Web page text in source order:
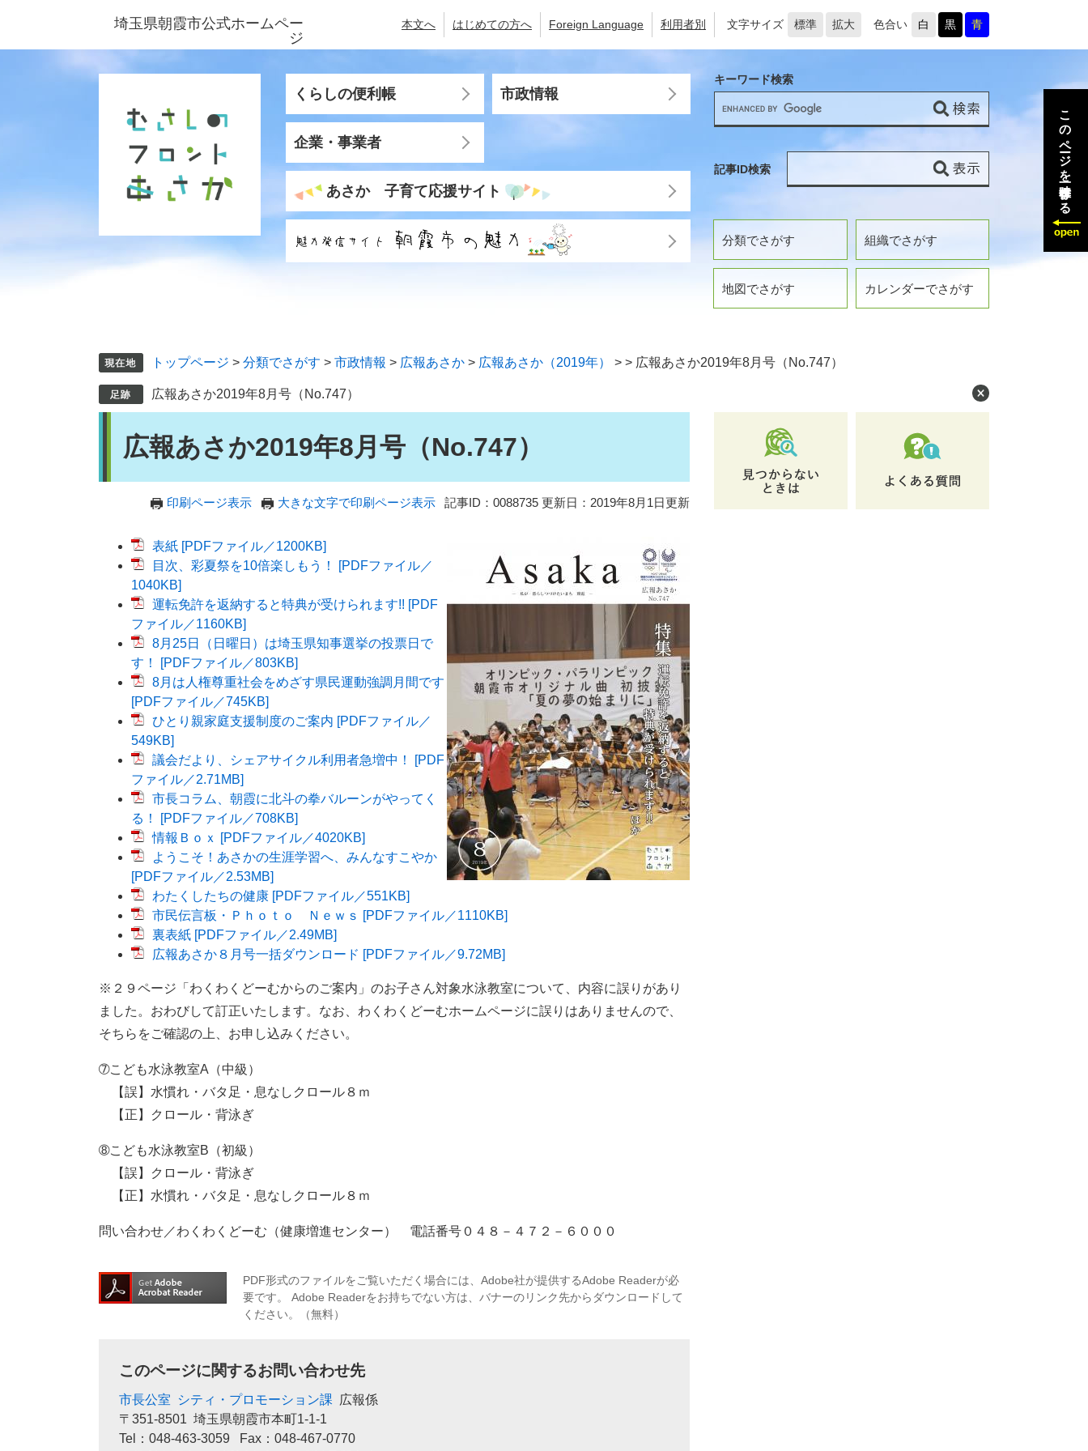
ジ
ュ
埼玉県朝霞市公式ホームペー
ジ
本文へ はじめての方へ Foreign Language 利用者別 文字サイズ 標準 拡大 色合い 白 黒 青
くらしの便利帳 市政情報
企業・事業者
あさか 子育て応援サイト
分類でさがす 組織でさがす
地図でさがす カレンダーでさがす
キーワード検索
記事ID検索
トップページ > 分類でさがす > 市政情報 > 広報あさか > 広報あさか（2019年） > > 広報あさか2019年8月号（No.747）
広報あさか2019年8月号（No.747）
広報あさか2019年8月号（No.747）
印刷ページ表示 大きな文字で印刷ページ表示 記事ID：0088735 更新日：2019年8月1日更新
表紙 [PDFファイル／1200KB]
目次、彩夏祭を10倍楽しもう！ [PDFファイル／
1040KB]
運転免許を返納すると特典が受けられます!! [PDF
ファイル／1160KB]
8月25日（日曜日）は埼玉県知事選挙の投票日で
す！ [PDFファイル／803KB]
8月は人権尊重社会をめざす県民運動強調月間です
[PDFファイル／745KB]
ひとり親家庭支援制度のご案内 [PDFファイル／
549KB]
議会だより、シェアサイクル利用者急増中！ [PDF
ファイル／2.71MB]
市長コラム、朝霞に北斗の拳バルーンがやってく
る！ [PDFファイル／708KB]
情報Ｂｏｘ [PDFファイル／4020KB]
ようこそ！あさかの生涯学習へ、みんなすこやか
[PDFファイル／2.53MB]
わたくしたちの健康 [PDFファイル／551KB]
市民伝言板・Ｐｈｏｔｏ Ｎｅｗｓ [PDFファイル／1110KB]
裏表紙 [PDFファイル／2.49MB]
広報あさか８月号一括ダウンロード [PDFファイル／9.72MB]
※２９ページ「わくわくどーむからのご案内」のお子さん対象水泳教室について、内容に誤りがあり
ました。おわびして訂正いたします。なお、わくわくどーむホームページに誤りはありませんので、
そちらをご確認の上、お申し込みください。
➆こども水泳教室A（中級）
【誤】水慣れ・バタ足・息なしクロール８ｍ
【正】クロール・背泳ぎ
➇こども水泳教室B（初級）
【誤】クロール・背泳ぎ
【正】水慣れ・バタ足・息なしクロール８ｍ
問い合わせ／わくわくどーむ（健康増進センター） 電話番号０４８－４７２－６０００
PDF形式のファイルをご覧いただく場合には、Adobe社が提供するAdobe Readerが必
要です。
Adobe Readerをお持ちでない方は、バナーのリンク先からダウンロードして
ください。（無料）
このページに関するお問い合わせ先
市長公室 シティ・プロモーション課
広報係
〒351-8501 埼玉県朝霞市本町1-1-1
Tel：048-463-3059
Fax：048-467-0770
このページを一時保存する